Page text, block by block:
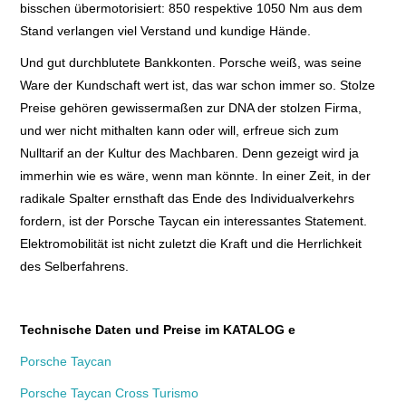
bisschen übermotorisiert: 850 respektive 1050 Nm aus dem
Stand verlangen viel Verstand und kundige Hände.
Und gut durchblutete Bankkonten. Porsche weiß, was seine
Ware der Kundschaft wert ist, das war schon immer so. Stolze
Preise gehören gewissermaßen zur DNA der stolzen Firma,
und wer nicht mithalten kann oder will, erfreue sich zum
Nulltarif an der Kultur des Machbaren. Denn gezeigt wird ja
immerhin wie es wäre, wenn man könnte. In einer Zeit, in der
radikale Spalter ernsthaft das Ende des Individualverkehrs
fordern, ist der Porsche Taycan ein interessantes Statement.
Elektromobilität ist nicht zuletzt die Kraft und die Herrlichkeit
des Selberfahrens.
Technische Daten und Preise im KATALOG e
Porsche Taycan
Porsche Taycan Cross Turismo